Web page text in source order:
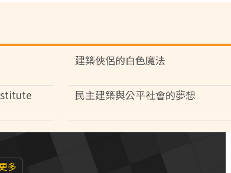
建築俠侶的白色魔法
民主建築與公平社會的夢想
多